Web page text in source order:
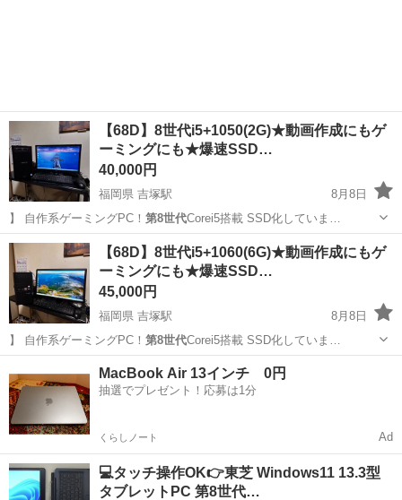
【68D】8世代i5+1050(2G)★動画作成にもゲ
ーミングにも★爆速SSD…
40,000円
福岡県 吉塚駅
8月8日
】 自作系ゲーミングPC！ 第8世代Corei5搭載 SSD化していま…
福岡 福岡市 吉塚駅 デスクトップパソコン SSD
【68D】8世代i5+1060(6G)★動画作成にもゲ
ーミングにも★爆速SSD…
45,000円
福岡県 吉塚駅
8月8日
】 自作系ゲーミングPC！ 第8世代Corei5搭載 SSD化していま…
福岡市 吉塚駅 デスクトップパソコン
MacBook Air 13インチ 0円
抽選でプレゼント！応募は1分
くらしノート Ad
💻タッチ操作OK👉東芝 Windows11 13.3型
タブレットPC 第8世代…